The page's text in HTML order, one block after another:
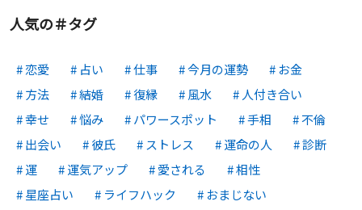
人気の＃タグ
恋愛 占い 仕事 今月の運勢
お金
方法
結婚 復縁 風水
人付き合い
幸せ
悩み パワースポット 手相
不倫
出会い
彼氏 ストレス 運命の人
診断
運
運気アップ 愛される
相性
星座占い
ライフハック おまじない